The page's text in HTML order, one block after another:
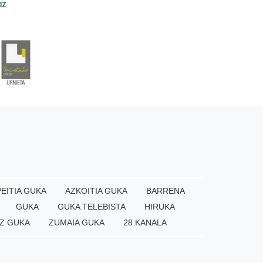
GUKA AZKOITIA GUKA
BARRENA
GUKA
GUKA TELEBISTA
HIRUKA
GUKA
ZUMAIA GUKA 28 KANALA